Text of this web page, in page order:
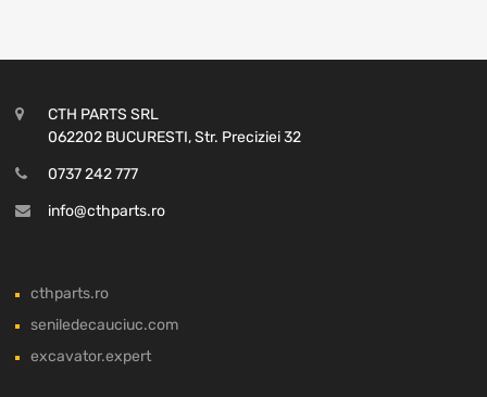
CTH PARTS SRL
062202 BUCURESTI, Str. Preciziei 32
0737 242 777
info@cthparts.ro
cthparts.ro
seniledecauciuc.com
excavator.expert